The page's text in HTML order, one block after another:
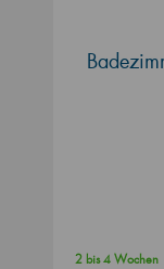
2 bis 4 Wochen